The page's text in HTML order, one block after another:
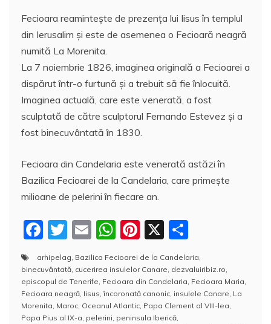
Fecioara reamintește de prezenţa lui Iisus în templul
din Ierusalim și este de asemenea o Fecioară neagră
numită La Morenita.
La 7 noiembrie 1826, imaginea originală a Fecioarei a
dispărut într-o furtună și a trebuit să fie înlocuită.
Imaginea actuală, care este venerată, a fost
sculptată de către sculptorul Fernando Estevez și a
fost binecuvântată în 1830.
Fecioara din Candelaria este venerată astăzi în
Bazilica Fecioarei de la Candelaria, care primeşte
milioane de pelerini în fiecare an.
F
a
c
e
b
T
w
itt
er
E
m
ai
l
W
h
at
s
A
Pi
nt
er
e
st
X
a
rt
aj
e
arhipelag, Bazilica Fecioarei de la Candelaria,
binecuvântată, cucerirea insulelor Canare, dezvaluiribiz.ro,
episcopul de Tenerife, Fecioara din Candelaria, Fecioara Maria,
Fecioara neagră, Iisus, încoronată canonic, insulele Canare, La
Morenita, Maroc, Oceanul Atlantic, Papa Clement al VIII-lea,
Papa Pius al IX-a, pelerini, peninsula Iberică,